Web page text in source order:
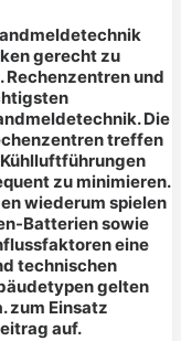
gerecht zu
und
Die
treffen
zu minimieren.
wiederum spielen
Batterien sowie
eine
technischen
gelten
zum Einsatz
auf.